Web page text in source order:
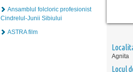
Ansamblul folcloric profesionist
Cindrelul-Junii Sibiului
ASTRA film
Agnita
Locul